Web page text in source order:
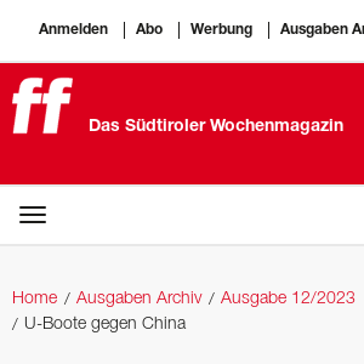
Anmelden Abo Werbung Ausgaben
Das Südtiroler Wochenmagazin
Home Ausgaben Archiv
Ausgabe 12/2023
U-Boote gegen China